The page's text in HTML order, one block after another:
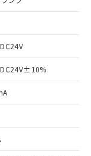
質）の
な商品で
）の非含
のある